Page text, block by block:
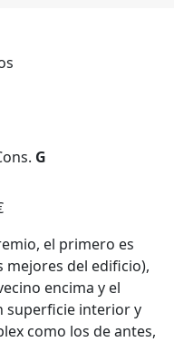
G
el primero es
mejores del edificio),
encima y el
superficie interior y
como los de antes,